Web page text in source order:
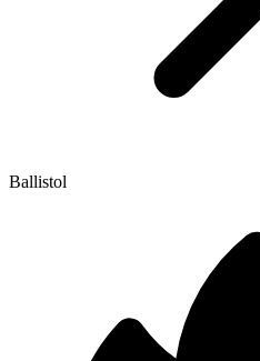
Ballistol